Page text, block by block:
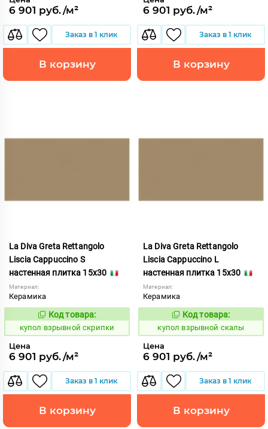
6 901 руб./м²
Заказ в 1 клик
В корзину
6 901 руб./м²
Заказ в 1 клик
В корзину
La Diva Greta Rettangolo
Liscia Cappuccino S
настенная плитка 15x30
Материал:
Керамика
845592
Код товара:
купол взрывной скрипки
Цена
6 901 руб./м²
Заказ в 1 клик
В корзину
La Diva Greta Rettangolo
Liscia Cappuccino L
настенная плитка 15x30
Материал:
Керамика
845591
Код товара:
купол взрывной скалы
Цена
6 901 руб./м²
Заказ в 1 клик
В корзину